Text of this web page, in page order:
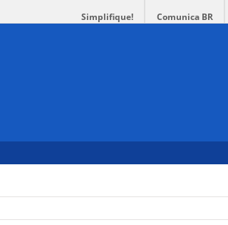
Simplifique! Comunica BR